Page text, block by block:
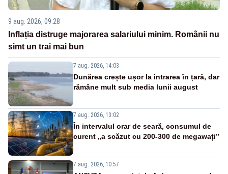
9 aug. 2026, 09:28
Inflația distruge majorarea salariului minim. Românii nu
simt un trai mai bun
7 aug. 2026, 14:03
Dunărea crește ușor la intrarea în țară, dar
rămâne mult sub media lunii august
7 aug. 2026, 13:02
În intervalul orar de seară, consumul de
curent „a scăzut cu 200-300 de megawați”
7 aug. 2026, 10:57